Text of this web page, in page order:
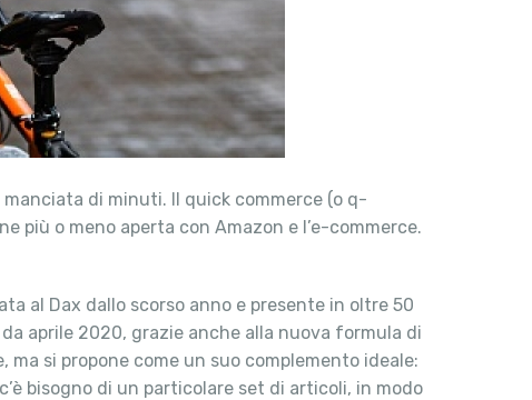
di minuti. Il quick commerce (o q-
più o meno aperta con Amazon e l’e-commerce.
al Dax dallo scorso anno e presente in oltre 50
aprile 2020, grazie anche alla nuova formula di
si propone come un suo complemento ideale:
bisogno di un particolare set di articoli, in modo